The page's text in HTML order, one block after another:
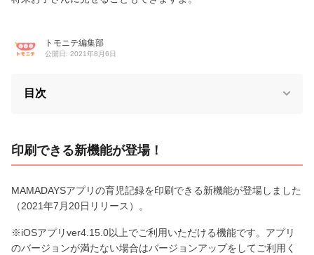
トモニテ編集部
公開日: 2021年8月6日
目次
印刷できる新機能が登場！
MAMADAYSアプリの育児記録を印刷できる新機能が登場しました
（2021年7月20日リリース）。
※iOSアプリver4.15.0以上でご利用いただける機能です。アプリ
のバージョンが満たない場合はバージョンアップをしてご利用く